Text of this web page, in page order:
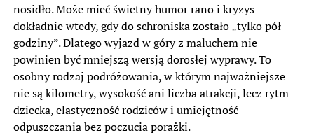
nosidło. Może mieć świetny humor rano i kryzys
dokładnie wtedy, gdy do schroniska zostało „tylko pół
godziny”. Dlatego wyjazd w góry z maluchem nie
powinien być mniejszą wersją dorosłej wyprawy. To
osobny rodzaj podróżowania, w którym najważniejsze
nie są kilometry, wysokość ani liczba atrakcji, lecz rytm
dziecka, elastyczność rodziców i umiejętność
odpuszczania bez poczucia porażki.